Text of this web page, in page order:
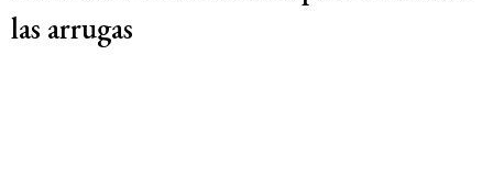
las arrugas